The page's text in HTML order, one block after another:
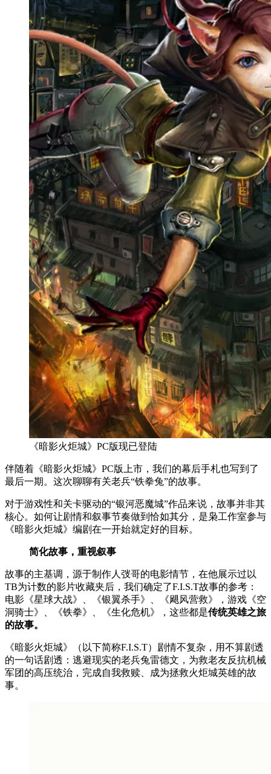
《暗影火炬城》PC版现已登陆
伴随着《暗影火炬城》PC版上市，我们的幕后手札也写到了
最后一期。这次聊聊有关老兵“铁拳兔”的故事。
对于游戏性和关卡驱动的“银河恶魔城”作品来说，故事并非其
核心。如何让剧情和叙事节奏做到恰如其分，是枭工作室参与
《暗影火炬城》编剧在一开始就定好的目标。
简化故事，重视叙事
故事的主基调，源于制作人弢哥的电影情节，在他展示过以
TB为计数的影片收藏夹后，我们确定了F.I.S.T故事的参考：
电影《星球大战》、《银翼杀手》、《飓风营救》，游戏《空
洞骑士》、《铁拳》、《生化危机》，这些都是传统英雄之旅
的故事。
《暗影火炬城》（以下简称F.I.S.T）剧情不复杂，用不算剧透
的一句话剧透：逃避现实的老兵兔雷德文，为救老友反抗机械
军团的高压统治，完成自我救赎、成为拯救火炬城英雄的故
事。